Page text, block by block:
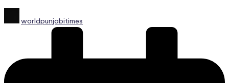
by
worldpunjabitimes